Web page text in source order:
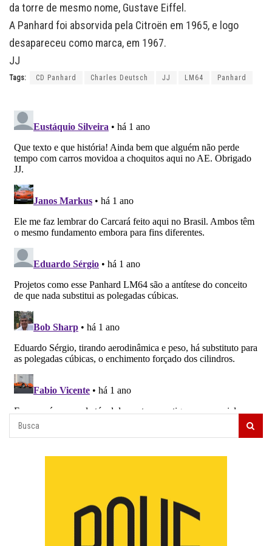
da torre de mesmo nome, Gustave Eiffel.
A Panhard foi absorvida pela Citroën em 1965, e logo
desapareceu como marca, em 1967.
JJ
Tags: CD Panhard Charles Deutsch JJ LM64 Panhard